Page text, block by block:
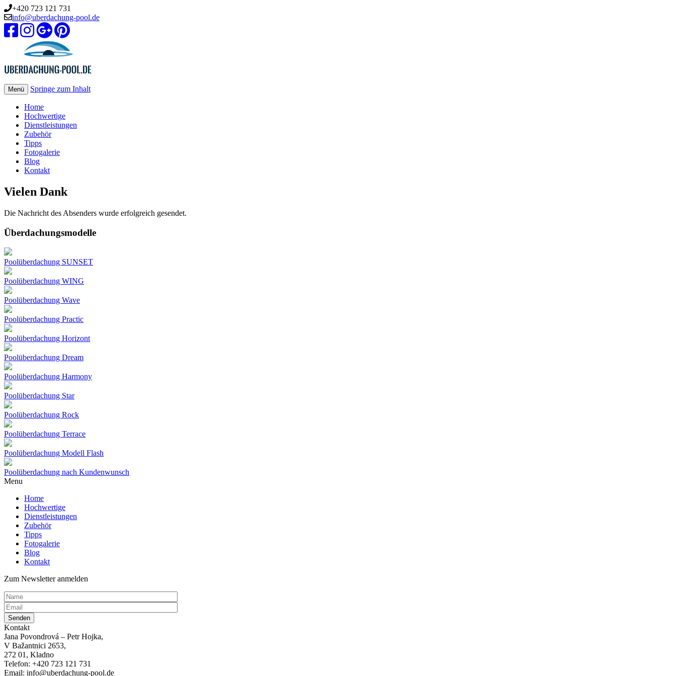
+420 723 121 731
info@uberdachung-pool.de
Menü Springe zum Inhalt
Home
Hochwertige
Dienstleistungen
Zubehör
Tipps
Fotogalerie
Blog
Kontakt
Vielen Dank
Die Nachricht des Absenders wurde erfolgreich gesendet.
Überdachungsmodelle
Poolüberdachung SUNSET
Poolüberdachung WING
Poolüberdachung Wave
Poolüberdachung Practic
Poolüberdachung Horizont
Poolüberdachung Dream
Poolüberdachung Harmony
Poolüberdachung Star
Poolüberdachung Rock
Poolüberdachung Terrace
Poolüberdachung Modell Flash
Poolüberdachung nach Kundenwunsch
Menu
Home
Hochwertige
Dienstleistungen
Zubehör
Tipps
Fotogalerie
Blog
Kontakt
Zum Newsletter anmelden
Kontakt
Jana Povondrová – Petr Hojka,
V Bažantnici 2653,
272 01, Kladno
Telefon: +420 723 121 731
Email: info@uberdachung-pool.de